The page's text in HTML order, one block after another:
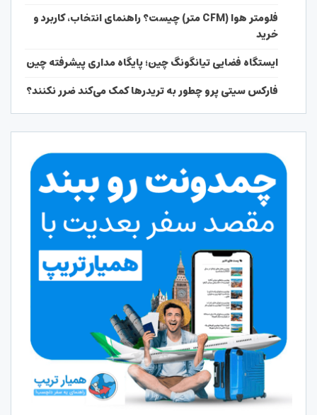
فلومتر هوا (CFM متر) چیست؟ راهنمای انتخاب، کاربرد و
خرید
ایستگاه فضایی تیانگونگ چین؛ پایگاه مداری پیشرفته چین
فارکس سیتی پرو چطور به تریدرها کمک می‌کند ضرر نکنند؟